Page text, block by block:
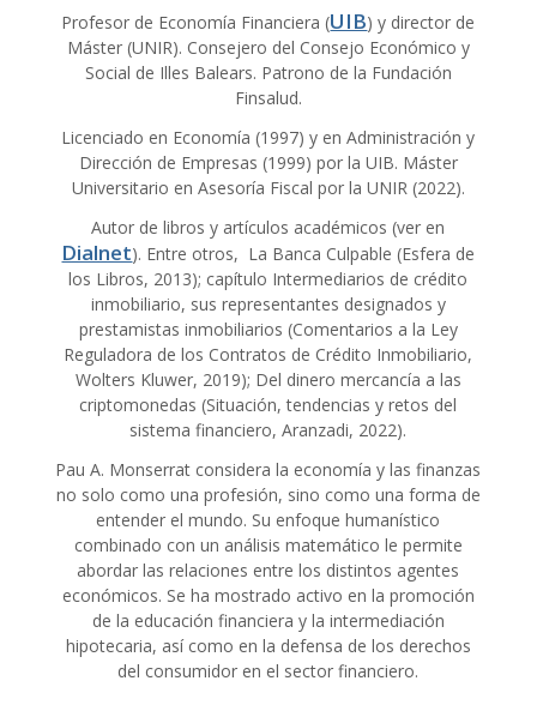
Profesor de Economía Financiera (UIB) y director de
Máster (UNIR). Consejero del Consejo Económico y
Social de Illes Balears. Patrono de la Fundación
Finsalud.
Licenciado en Economía (1997) y en Administración y
Dirección de Empresas (1999) por la UIB. Máster
Universitario en Asesoría Fiscal por la UNIR (2022).
Autor de libros y artículos académicos (ver en
Dialnet). Entre otros, La Banca Culpable (Esfera de
los Libros, 2013); capítulo Intermediarios de crédito
inmobiliario, sus representantes designados y
prestamistas inmobiliarios (Comentarios a la Ley
Reguladora de los Contratos de Crédito Inmobiliario,
Wolters Kluwer, 2019); Del dinero mercancía a las
criptomonedas (Situación, tendencias y retos del
sistema financiero, Aranzadi, 2022).
Pau A. Monserrat considera la economía y las finanzas
no solo como una profesión, sino como una forma de
entender el mundo. Su enfoque humanístico
combinado con un análisis matemático le permite
abordar las relaciones entre los distintos agentes
económicos. Se ha mostrado activo en la promoción
de la educación financiera y la intermediación
hipotecaria, así como en la defensa de los derechos
del consumidor en el sector financiero.